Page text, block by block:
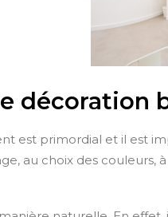
décoration
est primordial et il est
au choix des